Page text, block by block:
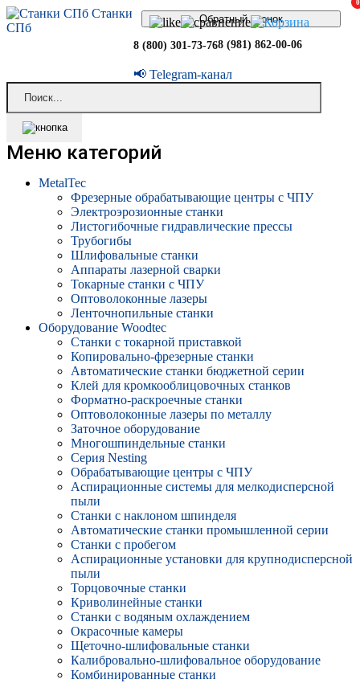
Станки
СПб
Обратный звонок
0
8 (800) 301-73-768 (981) 862-00-06
📢 Telegram-канал
Меню категорий
MetalTec
Фрезерные обрабатывающие центры с ЧПУ
Электроэрозионные станки
Листогибочные гидравлические прессы
Трубогибы
Шлифовальные станки
Аппараты лазерной сварки
Токарные станки с ЧПУ
Оптоволоконные лазеры
Ленточнопильные станки
Оборудование Woodtec
Станки с токарной приставкой
Копировально-фрезерные станки
Автоматические станки бюджетной серии
Клей для кромкооблицовочных станков
Форматно-раскроечные станки
Оптоволоконные лазеры по металлу
Заточное оборудование
Многошпиндельные станки
Серия Nesting
Обрабатывающие центры с ЧПУ
Аспирационные системы для мелкодисперсной
пыли
Станки с наклоном шпинделя
Автоматические станки промышленной серии
Станки с пробегом
Аспирационные установки для крупнодисперсной
пыли
Торцовочные станки
Криволинейные станки
Станки с водяным охлаждением
Окрасочные камеры
Щеточно-шлифовальные станки
Калибровально-шлифовальное оборудование
Комбинированные станки